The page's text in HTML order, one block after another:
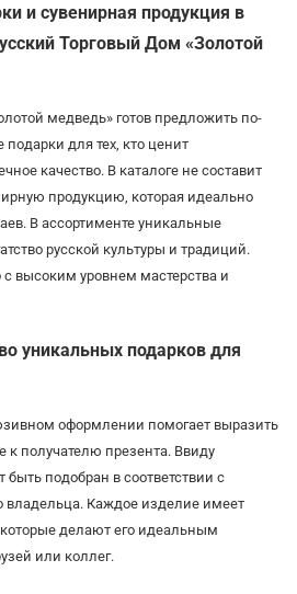
и сувенирная продукция в
Торговый Дом «Золотой
медведь» готов предложить по-
для тех, кто ценит
качество. В каталоге не составит
продукцию, которая идеально
В ассортименте уникальные
русской культуры и традиций.
высоким уровнем мастерства и
уникальных подарков для
оформлении помогает выразить
получателю презента. Ввиду
быть подобран в соответствии с
владельца. Каждое изделие имеет
делают его идеальным
или коллег.